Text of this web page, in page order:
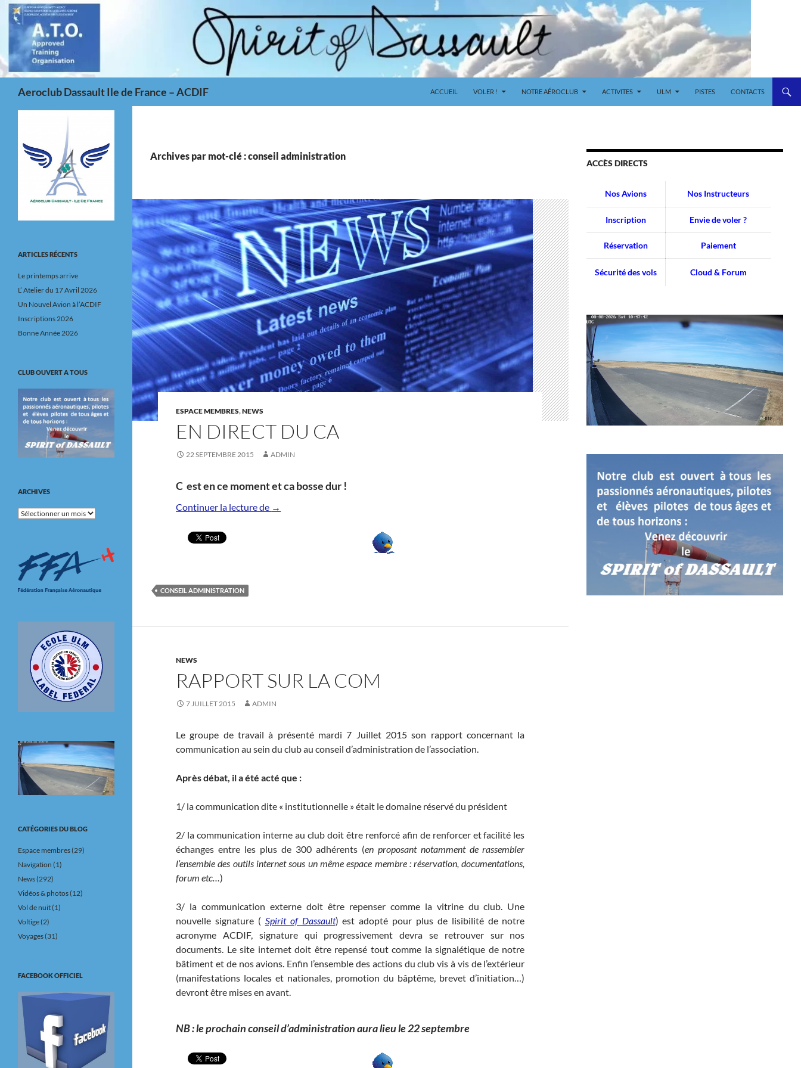
Aller
contenu
Aeroclub Dassault Ile de France – ACDIF ACCUEIL VOLER ! NOTRE AÉROCLUB ACTIVITES ULM PISTES CONTACTS
Archives par mot-clé : conseil administration
ESPACE MEMBRES,NEWS
EN DIRECT DU CA
22 SEPTEMBRE 2015 ADMIN
C est en ce moment et ca bosse dur !
Continuer la lecture de en direct du CA
→
CONSEIL ADMINISTRATION
NEWS
RAPPORT SUR LA COM
7 JUILLET 2015 ADMIN
Le groupe de travail à présenté mardi 7 Juillet 2015 son rapport concernant la
communication au sein du club au conseil d’administration de l’association.
Après débat, il a été acté que :
1/ la communication dite « institutionnelle » était le domaine réservé du président
2/ la communication interne au club doit être renforcé afin de renforcer et facilité les
échanges entre les plus de 300 adhérents (en proposant notamment de rassembler
l’ensemble des outils internet sous un même espace membre : réservation, documentations,
forum etc…)
3/ la communication externe doit être repenser comme la vitrine du club. Une
nouvelle signature ( Spirit of Dassault) est adopté pour plus de lisibilité de notre
acronyme ACDIF, signature qui progressivement devra se retrouver sur nos
documents. Le site internet doit être repensé tout comme la signalétique de notre
bâtiment et de nos avions. Enfin l’ensemble des actions du club vis à vis de l’extérieur
(manifestations locales et nationales, promotion du bâptême, brevet d’initiation…)
devront être mises en avant.
NB : le prochain conseil d’administration aura lieu le 22 septembre
ACCÈS DIRECTS
Nos Avions Nos Instructeurs
Inscription Envie de voler ?
Réservation Paiement
Sécurité des vols Cloud & Forum
ARTICLES RÉCENTS
Le printemps arrive
L’ Atelier du 17 Avril 2026
Un Nouvel Avion à l’ACDIF
Inscriptions 2026
Bonne Année 2026
CLUB OUVERT A TOUS
ARCHIVES
Archives
CATÉGORIES DU BLOG
Espace membres(29)
Navigation (1)
News(292)
Vidéos & photos(12)
Vol de nuit(1)
Voltige(2)
Voyages(31)
FACEBOOK OFFICIEL